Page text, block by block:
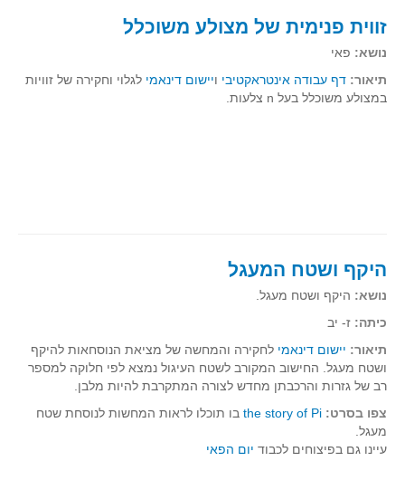
תרבומטיקה
ספרים ומספרים
סרטים וקולנוע
זווית פנימית של מצולע משוכלל
נושא: פאי
תיאור: דף עבודה אינטראקטיבי ויישום דינאמי לגלוי וחקירה של זוויות
במצולע משוכלל בעל n צלעות.
היקף ושטח המעגל
נושא: היקף ושטח מעגל.
כיתה: ז- יב
תיאור: יישום דינאמי לחקירה והמחשה של מציאת הנוסחאות להיקף
ושטח מעגל. החישוב המקורב לשטח העיגול נמצא לפי חלוקה למספר
רב של גזרות והרכבתן מחדש לצורה המתקרבת להיות מלבן.
צפו בסרט: the story of Pi בו תוכלו לראות המחשות לנוסחת שטח
מעגל.
עיינו גם בפיצוחים לכבוד יום הפאי